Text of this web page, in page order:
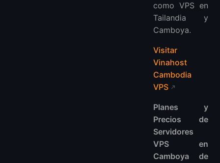
como VPS en
Tailandia y
Camboya.
Visitar
Vinahost
Cambodia
VPS
Planes y
Precios de
Servidores
VPS en
Camboya de